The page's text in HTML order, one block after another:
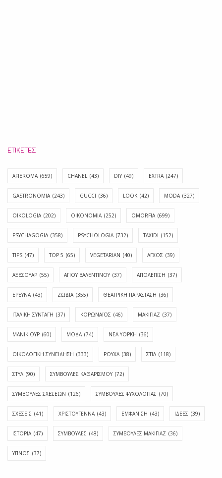
ΕΤΙΚΈΤΕΣ
AFIEROMA (659) CHANEL (43) DIY (49) EXTRA (247)
GASTRONOMIA (243) GUCCI (36) LOOK (42) MODA (327)
OIKOLOGIA (202) OIKONOMIA (252) OMORFIA (699)
PSYCHAGOGIA (358) PSYCHOLOGIA (732) TAXIDI (152)
TIPS (47) TOP 5 (65) VEGETARIAN (40) ΑΓΧΟΣ (39)
ΑΞΕΣΟΥΑΡ (55) ΑΓΊΟΥ ΒΑΛΕΝΤΊΝΟΥ (37) ΑΠΟΛΈΠΙΣΗ (37)
ΕΡΕΥΝΑ (43) ΖΩΔΙΑ (355) ΘΕΑΤΡΙΚΗ ΠΑΡΑΣΤΑΣΗ (36)
ΙΤΑΛΙΚΗ ΣΥΝΤΑΓΗ (37) ΚΟΡΩΝΑΪΟΣ (46) ΜΑΚΙΓΙΑΖ (37)
ΜΑΝΙΚΙΟΥΡ (60) ΜΟΔΑ (74) ΝΕΑ ΥΟΡΚΗ (36)
ΟΙΚΟΛΟΓΙΚΗ ΣΥΝΕΙΔΗΣΗ (333) ΡΟΥΧΑ (38) ΣΤΙΛ (118)
ΣΤΥΛ (90) ΣΥΜΒΟΥΛΕΣ ΚΑΘΑΡΙΣΜΟΥ (72)
ΣΥΜΒΟΥΛΕΣ ΣΧΕΣΕΩΝ (126) ΣΥΜΒΟΥΛΕΣ ΨΥΧΟΛΟΓΙΑΣ (70)
ΣΧΕΣΕΙΣ (41) ΧΡΙΣΤΟΥΓΕΝΝΑ (43) ΕΜΦΆΝΙΣΗ (43) ΙΔΈΕΣ (39)
ΙΣΤΟΡΊΑ (47) ΣΥΜΒΟΥΛΈΣ (48) ΣΥΜΒΟΥΛΈΣ ΜΑΚΙΓΙΆΖ (36)
ΎΠΝΟΣ (37)